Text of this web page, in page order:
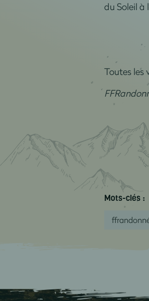
du Soleil à
Toutes les
Mots-clés :